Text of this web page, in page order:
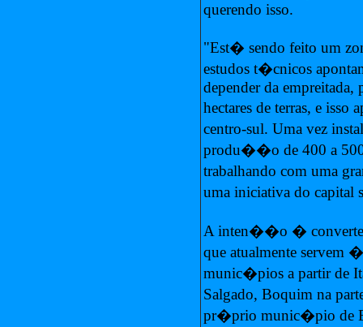
querendo isso.
"Est� sendo feito um
estudos t�cnicos
depender da empreitada,
hectares de terras, e
centro-sul. Uma vez
produ��o de 400 a 500
trabalhando com uma
uma iniciativa do capital
A inten��o �
que atualmente servem
munic�pios a partir de
Salgado, Boquim na
pr�prio munic�pio de